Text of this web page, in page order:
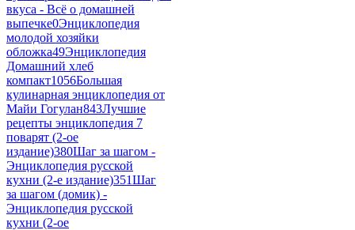
вкуса - Всё о домашней
выпечке0Энциклопедия
молодой хозяйки
обложка49Энциклопедия
Домашний хлеб
компакт1056Большая
кулинарная энциклопедия от
Майи Гогулан843Лучшие
рецепты энциклопедия 7
поварят (2-ое
издание)380Шаг за шагом -
Энциклопедия русской
кухни (2-е издание)351Шаг
за шагом (домик) -
Энциклопедия русской
кухни (2-ое